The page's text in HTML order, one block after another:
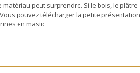
peut surprendre. Si le bois, le plâtre
pouvez télécharger la petite présentation
en mastic